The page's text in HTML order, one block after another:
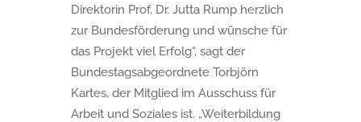
Direktorin Prof. Dr. Jutta Rump herzlich
zur Bundesförderung und wünsche für
das Projekt viel Erfolg“, sagt der
Bundestagsabgeordnete Torbjörn
Kartes, der Mitglied im Ausschuss für
Arbeit und Soziales ist. „Weiterbildung